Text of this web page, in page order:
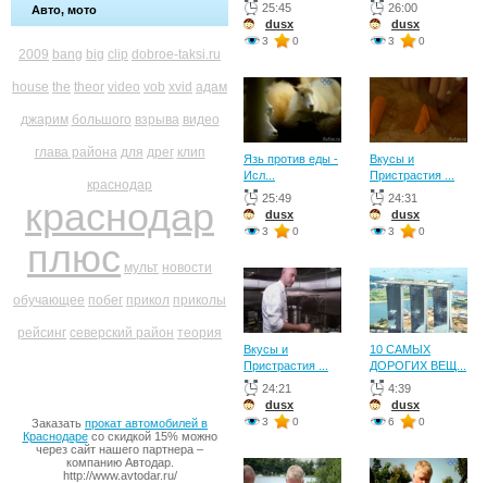
Авто, мото
2009 bang big clip dobroe-taksi.ru
house the theor video vob xvid адам
джарим большого взрыва видео
глава района для дрег клип
краснодар
краснодар
плюс мульт новости
обучающее побег прикол приколы
рейсинг северский район теория
Заказать прокат автомобилей в
Краснодаресо скидкой 15% можно
через сайт нашего партнера –
компанию Автодар.
http://www.avtodar.ru/
25:45
dusx
3 0
26:00
dusx
3 0
Язь против еды -
Исл...
25:49
dusx
3 0
Вкусы и
Пристрастия ...
24:31
dusx
3 0
Вкусы и
Пристрастия ...
24:21
dusx
3 0
10 САМЫХ
ДОРОГИХ ВЕЩ...
4:39
dusx
6 0